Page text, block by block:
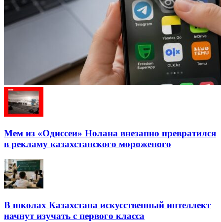
Мем из «Одиссеи» Нолана внезапно превратился
в рекламу казахстанского мороженого
В школах Казахстана искусственный интеллект
начнут изучать с первого класса